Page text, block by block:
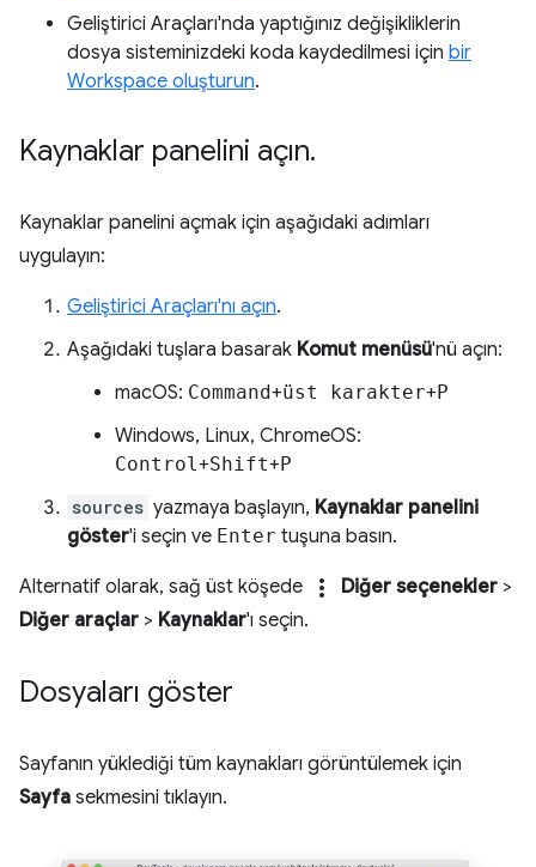
Geliştirici Araçları'nda yaptığınız değişikliklerin
dosya sisteminizdeki koda kaydedilmesi için bir
Workspace oluşturun.
Kaynaklar panelini açın.
Kaynaklar panelini açmak için aşağıdaki adımları
uygulayın:
Geliştirici Araçları'nı açın.
Aşağıdaki tuşlara basarak Komut menüsü'nü açın:
macOS: Command+üst karakter+P
Windows, Linux, ChromeOS:
Control+Shift+P
sources yazmaya başlayın, Kaynaklar panelini
göster'i seçin ve Enter tuşuna basın.
Alternatif olarak, sağ üst köşede more_vert Diğer seçenekler >
Diğer araçlar > Kaynaklar'ı seçin.
Dosyaları göster
Sayfanın yüklediği tüm kaynakları görüntülemek için
Sayfa sekmesini tıklayın.